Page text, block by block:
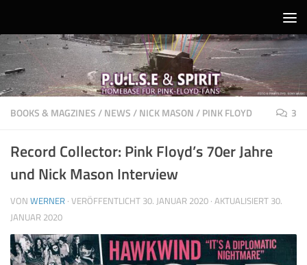
BOOKS & MAGZINES/NEWS/NICK MASON/PINK FLOYD 3
Record Collector: Pink Floyd’s 70er Jahre
und Nick Mason Interview
VON WERNER · VERÖFFENTLICHT 30. JANUAR 2020 · AKTUALISIERT 30.
JANUAR 2020